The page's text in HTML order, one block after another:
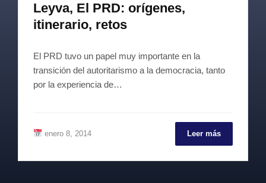
Leyva, El PRD: orígenes,
itinerario, retos
El PRD tuvo un papel muy importante en la
transición del autoritarismo a la democracia, tanto
por la experiencia de…
enero 8, 2014 Leer más